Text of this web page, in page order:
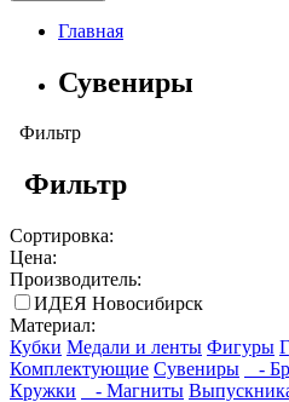
Главная
Сувениры
Фильтр
Фильтр
Сортировка:
Цена:
Производитель:
ИДЕЯ Новосибирск
Материал:
Кубки Медали и ленты Фигуры
Комплектующие Сувениры -
Кружки
- Магниты